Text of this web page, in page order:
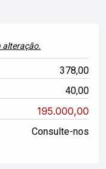
alteração.
378,00
40,00
195.000,00
Consulte-nos